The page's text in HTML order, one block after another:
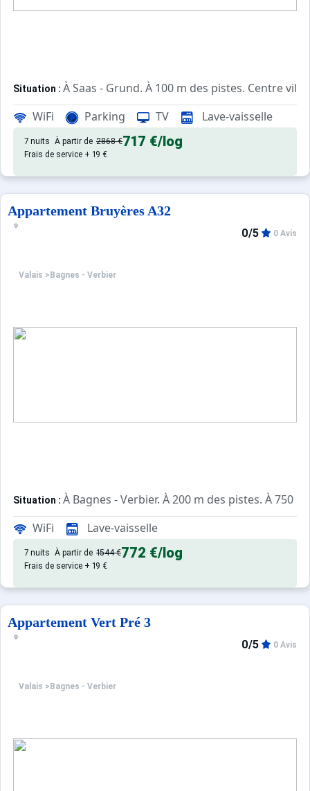
Situation : À Saas - Grund. À 100 m des pistes. Centre
Appartement de particulier : de qualité, de 32 m² avec patio.
WiFi Parking TV Lave-vaisselle
7 nuits À partir de 2868 €717 €/log
Frais de service + 19 €
Appartement Bruyères A32
Valais > Bagnes - Verbier
0/5 0 Avis
Situation : À Bagnes - Verbier. À 200 m des pistes. À 750
Appartement de particulier :, de 35 m² avec balcon.
WiFi Lave-vaisselle
7 nuits À partir de 1544 €772 €/log
Frais de service + 19 €
Appartement Vert Pré 3
Valais > Bagnes - Verbier
0/5 0 Avis